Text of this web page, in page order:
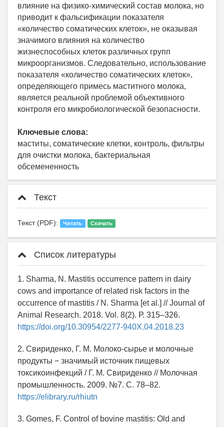
влияние на физико-химический состав молока, но
приводит к фальсификации показателя
«количество соматических клеток», не оказывая
значимого влияния на количество
жизнеспособных клеток различных групп
микроорганизмов. Следовательно, использование
показателя «количество соматических клеток»,
определяющего примесь маститного молока,
является реальной проблемой объективного
контроля его микробиологической безопасности.
Ключевые слова:
маститы, соматические клетки, контроль, фильтры
для очистки молока, бактериальная
обсемененность
Текст
Текст (PDF): Читать Скачать
Список литературы
1. Sharma, N. Mastitis occurrence pattern in dairy
cows and importance of related risk factors in the
occurrence of mastitis / N. Sharma [et al.] // Journal of
Animal Research. 2018. Vol. 8(2). Р. 315–326.
https://doi.org/10.30954/2277-940X.04.2018.23
2. Свириденко, Г. М. Молоко-сырье и молочные
продукты − значимый источник пищевых
токсикоинфекций / Г. М. Свириденко // Молочная
промышленность. 2009. №7. С. 78–82.
https://elibrary.ru/rhiutn
3. Gomes, F. Control of bovine mastitis: Old and